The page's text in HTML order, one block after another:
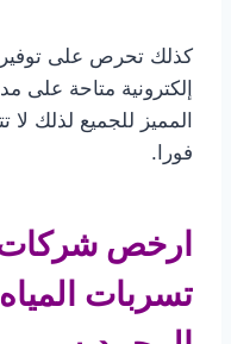
كذلك تحرص على
المميز للجميع لذلك
فورا.
ارخص
تسربات